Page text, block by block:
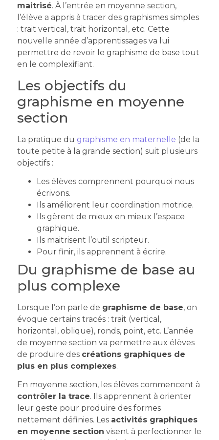
maitrisé. À l’entrée en moyenne section,
l’élève a appris à tracer des graphismes simples
: trait vertical, trait horizontal, etc. Cette
nouvelle année d’apprentissages va lui
permettre de revoir le graphisme de base tout
en le complexifiant.
Les objectifs du
graphisme en moyenne
section
La pratique du graphisme en maternelle (de la
toute petite à la grande section) suit plusieurs
objectifs :
Les élèves comprennent pourquoi nous
écrivons.
Ils améliorent leur coordination motrice.
Ils gèrent de mieux en mieux l’espace
graphique.
Ils maitrisent l’outil scripteur.
Pour finir, ils apprennent à écrire.
Du graphisme de base au
plus complexe
Lorsque l’on parle de graphisme de base, on
évoque certains tracés : trait (vertical,
horizontal, oblique), ronds, point, etc. L’année
de moyenne section va permettre aux élèves
de produire des créations graphiques de
plus en plus complexes.
En moyenne section, les élèves commencent à
contrôler la trace. Ils apprennent à orienter
leur geste pour produire des formes
nettement définies. Les activités graphiques
en moyenne section visent à perfectionner le